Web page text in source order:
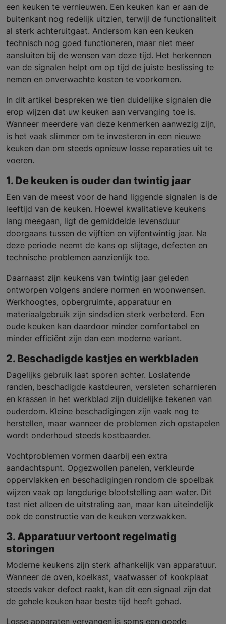
een keuken te vernieuwen. Een keuken kan er aan de
buitenkant nog redelijk uitzien, terwijl de functionaliteit
al sterk achteruitgaat. Andersom kan een keuken
technisch nog goed functioneren, maar niet meer
aansluiten bij de wensen van deze tijd. Het herkennen
van de signalen helpt om op tijd de juiste beslissing te
nemen en onverwachte kosten te voorkomen.
In dit artikel bespreken we tien duidelijke signalen die
erop wijzen dat uw keuken aan vervanging toe is.
Wanneer meerdere van deze kenmerken aanwezig zijn,
is het vaak slimmer om te investeren in een nieuwe
keuken dan om steeds opnieuw losse reparaties uit te
voeren.
1. De keuken is ouder dan twintig jaar
Een van de meest voor de hand liggende signalen is de
leeftijd van de keuken. Hoewel kwalitatieve keukens
lang meegaan, ligt de gemiddelde levensduur
doorgaans tussen de vijftien en vijfentwintig jaar. Na
deze periode neemt de kans op slijtage, defecten en
technische problemen aanzienlijk toe.
Daarnaast zijn keukens van twintig jaar geleden
ontworpen volgens andere normen en woonwensen.
Werkhoogtes, opbergruimte, apparatuur en
materiaalgebruik zijn sindsdien sterk verbeterd. Een
oude keuken kan daardoor minder comfortabel en
minder efficiënt zijn dan een moderne variant.
2. Beschadigde kastjes en werkbladen
Dagelijks gebruik laat sporen achter. Loslatende
randen, beschadigde kastdeuren, versleten scharnieren
en krassen in het werkblad zijn duidelijke tekenen van
ouderdom. Kleine beschadigingen zijn vaak nog te
herstellen, maar wanneer de problemen zich opstapelen
wordt onderhoud steeds kostbaarder.
Vochtproblemen vormen daarbij een extra
aandachtspunt. Opgezwollen panelen, verkleurde
oppervlakken en beschadigingen rondom de spoelbak
wijzen vaak op langdurige blootstelling aan water. Dit
tast niet alleen de uitstraling aan, maar kan uiteindelijk
ook de constructie van de keuken verzwakken.
3. Apparatuur vertoont regelmatig
storingen
Moderne keukens zijn sterk afhankelijk van apparatuur.
Wanneer de oven, koelkast, vaatwasser of kookplaat
steeds vaker defect raakt, kan dit een signaal zijn dat
de gehele keuken haar beste tijd heeft gehad.
Losse apparaten vervangen is soms een goede